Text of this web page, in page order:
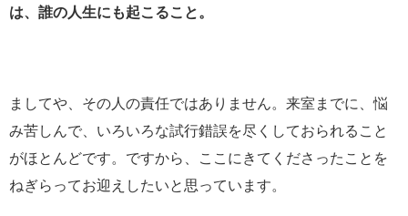
は、誰の人生にも起こること。
ましてや、その人の責任ではありません。来室までに、悩
み苦しんで、いろいろな試行錯誤を尽くしておられること
がほとんどです。ですから、ここにきてくださったことを
ねぎらってお迎えしたいと思っています。